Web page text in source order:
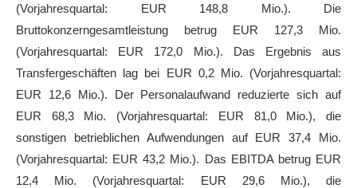
(Vorjahresquartal: EUR 148,8 Mio.). Die
Bruttokonzerngesamtleistung betrug EUR 127,3 Mio.
(Vorjahresquartal: EUR 172,0 Mio.). Das Ergebnis aus
Transfergeschäften lag bei EUR 0,2 Mio. (Vorjahresquartal:
EUR 12,6 Mio.). Der Personalaufwand reduzierte sich auf
EUR 68,3 Mio. (Vorjahresquartal: EUR 81,0 Mio.), die
sonstigen betrieblichen Aufwendungen auf EUR 37,4 Mio.
(Vorjahresquartal: EUR 43,2 Mio.). Das EBITDA betrug EUR
12,4 Mio. (Vorjahresquartal: EUR 29,6 Mio.), die